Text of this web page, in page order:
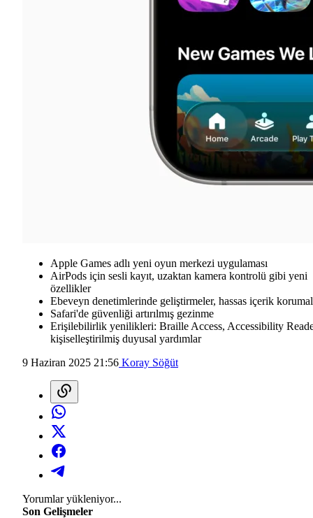
Apple Games adlı yeni oyun merkezi uygulaması
AirPods için sesli kayıt, uzaktan kamera kontrolü gibi yeni
özellikler
Ebeveyn denetimlerinde geliştirmeler, hassas içerik
Safari'de güvenliği artırılmış gezinme
Erişilebilirlik yenilikleri: Braille Access, Accessibility
kişiselleştirilmiş duyusal yardımlar
9 Haziran 2025 21:56 Koray Söğüt
Yorumlar yükleniyor...
Son Gelişmeler